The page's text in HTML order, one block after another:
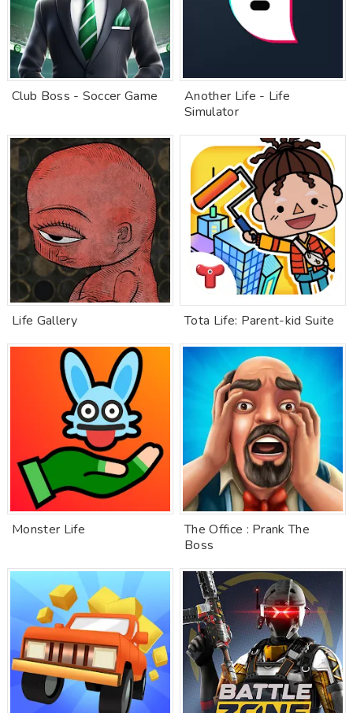
Club Boss - Soccer Game
Another Life - Life
Simulator
Life Gallery Tota Life: Parent-kid Suite
Monster Life
The Office : Prank The
Boss